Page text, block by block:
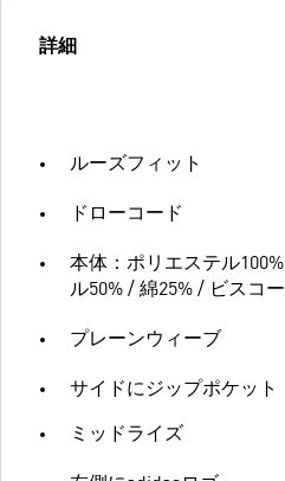
詳細
ルーズフィット
ドローコード
本体：ポリエステル
ル50% / 綿25% / ビスコ
プレーンウィーブ
サイドにジップポケット
ミッドライズ